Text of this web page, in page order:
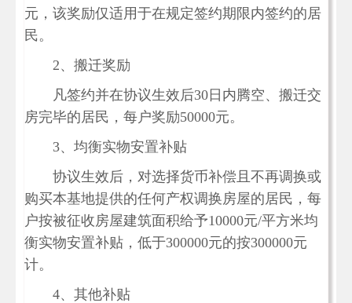
元，该奖励仅适用于在规定签约期限内签约的居
民。
2、搬迁奖励
凡签约并在协议生效后30日内腾空、搬迁交
房完毕的居民，每户奖励50000元。
3、均衡实物安置补贴
协议生效后，对选择货币补偿且不再调换或
购买本基地提供的任何产权调换房屋的居民，每
户按被征收房屋建筑面积给予10000元/平方米均
衡实物安置补贴，低于300000元的按300000元
计。
4、其他补贴